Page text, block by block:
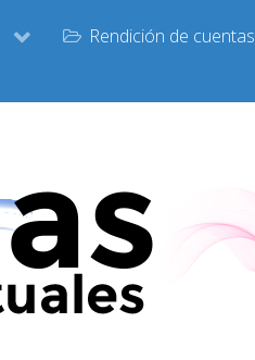
Rendición de cuentas